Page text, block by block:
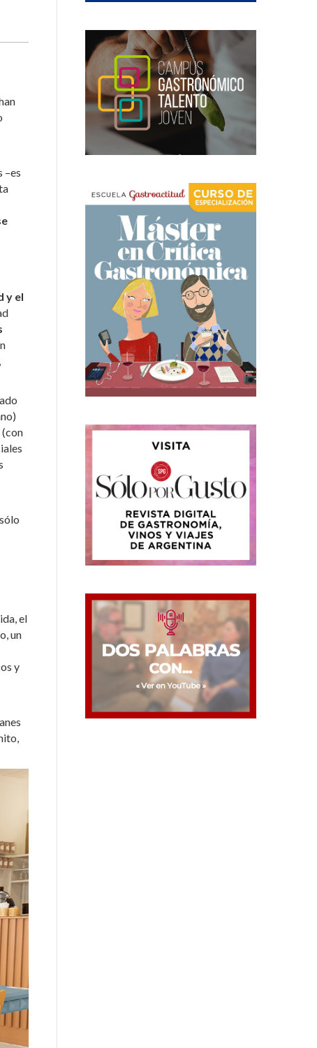
–es
y el
el
un
y